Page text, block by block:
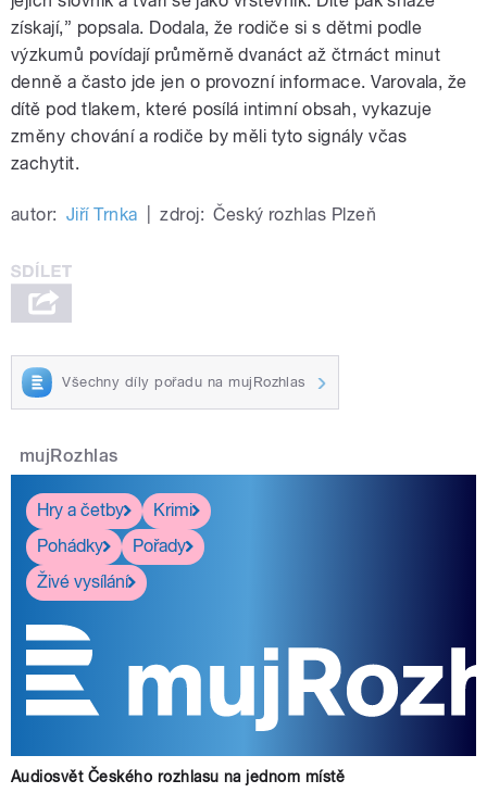
získají,” popsala. Dodala, že rodiče si s dětmi podle
výzkumů povídají průměrně dvanáct až čtrnáct minut
denně a často jde jen o provozní informace. Varovala, že
dítě pod tlakem, které posílá intimní obsah, vykazuje
změny chování a rodiče by měli tyto signály včas
zachytit.
autor: Jiří Trnka zdroj: Český rozhlas Plzeň
Všechny díly pořadu na mujRozhlas
mujRozhlas
Hry a četby
Krimi
Pohádky
Pořady
Živé vysílání
Audiosvět Českého rozhlasu na jednom místě